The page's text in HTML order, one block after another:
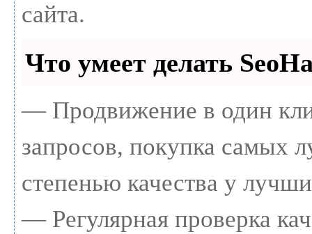
сайта.
Что умеет делать
— Продвижение в один
запросов, покупка самых
степенью качества у
— Регулярная проверка